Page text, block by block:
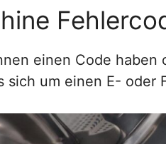
einen Code haben
um einen E- oder